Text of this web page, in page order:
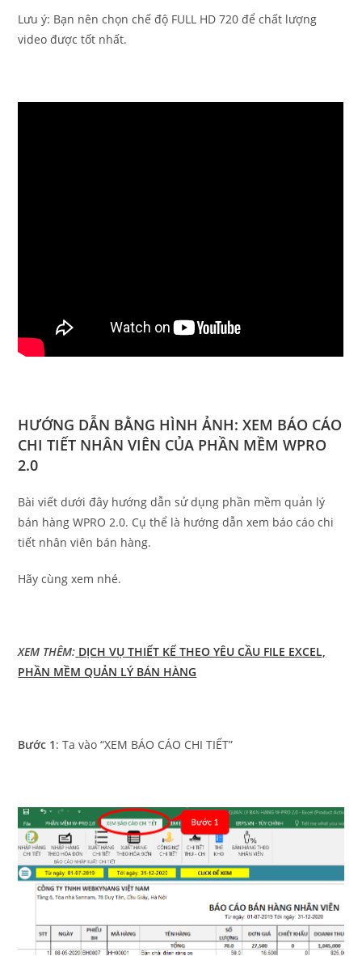
Lưu ý: Bạn nên chọn chế độ FULL HD 720 để chất lượng
video được tốt nhất.
HƯỚNG DẪN BẰNG HÌNH ẢNH: XEM BÁO CÁO
CHI TIẾT NHÂN VIÊN CỦA PHẦN MỀM WPRO
2.0
Bài viết dưới đây hướng dẫn sử dụng phần mềm quản lý
bán hàng WPRO 2.0. Cụ thể là hướng dẫn xem báo cáo chi
tiết nhân viên bán hàng.
Hãy cùng xem nhé.
XEM THÊM: DỊCH VỤ THIẾT KẾ THEO YÊU CẦU FILE EXCEL,
PHẦN MỀM QUẢN LÝ BÁN HÀNG
Bước 1: Ta vào “XEM BÁO CÁO CHI TIẾT”